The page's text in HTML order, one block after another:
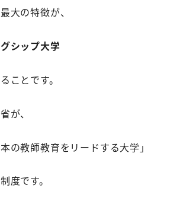
大の特徴が、
シップ大学
ことです。
が、
の教師教育をリードする大学」
度です。